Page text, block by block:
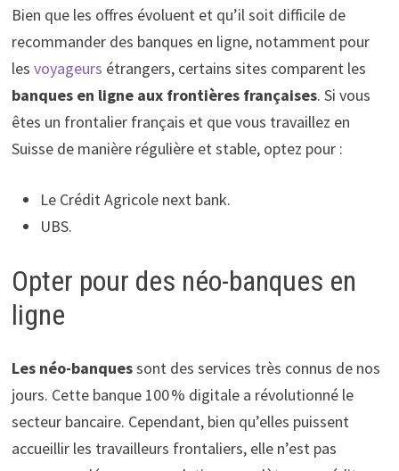
Bien que les offres évoluent et qu’il soit difficile de
recommander des banques en ligne, notamment pour
les voyageurs étrangers, certains sites comparent les
banques en ligne aux frontières françaises. Si vous
êtes un frontalier français et que vous travaillez en
Suisse de manière régulière et stable, optez pour :
Le Crédit Agricole next bank.
UBS.
Opter pour des néo-banques en
ligne
Les néo-banquessont des services très connus de nos
jours. Cette banque 100 % digitale a révolutionné le
secteur bancaire. Cependant, bien qu’elles puissent
accueillir les travailleurs frontaliers, elle n’est pas